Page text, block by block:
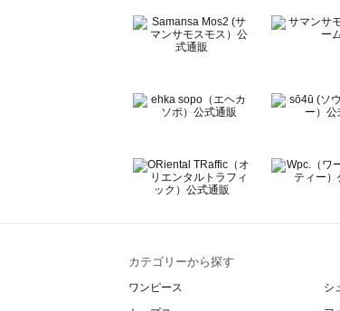
BETTY'S BLUE（べティーズブルー）のシ
Wpc.（ワールドパーティー）のシャツ・ブラ
カテゴリーから探す
ワンピース
シ